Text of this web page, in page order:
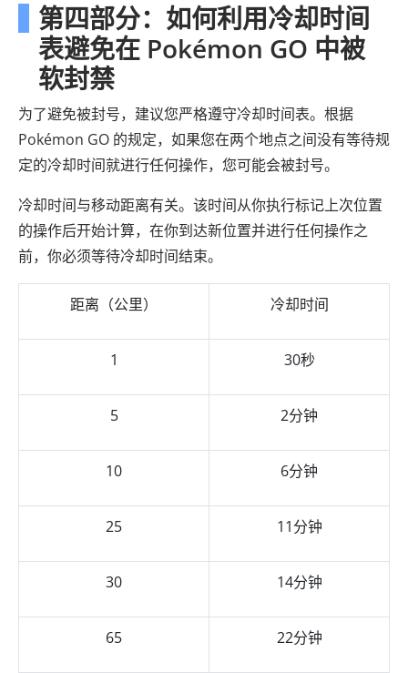
第四部分：如何利用冷却时间
表避免在 Pokémon GO 中被
软封禁
为了避免被封号，建议您严格遵守冷却时间表。根据
Pokémon GO 的规定，如果您在两个地点之间没有等待规
定的冷却时间就进行任何操作，您可能会被封号。
冷却时间与移动距离有关。该时间从你执行标记上次位置
的操作后开始计算，在你到达新位置并进行任何操作之
前，你必须等待冷却时间结束。
距离（公里） 冷却时间
1 30秒
5 2分钟
10 6分钟
25 11分钟
30 14分钟
65 22分钟